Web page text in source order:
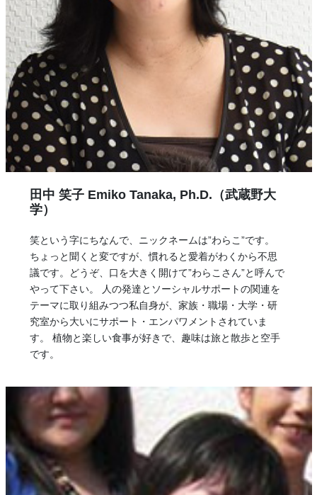
田中 笑子 Emiko Tanaka, Ph.D.（武蔵野大
学）
笑という字にちなんで、ニックネームは”わらこ”です。
ちょっと聞くと変ですが、慣れると愛着がわくから不思
議です。どうぞ、口を大きく開けて”わらこさん”と呼んで
やって下さい。 人の発達とソーシャルサポートの関連を
テーマに取り組みつつ私自身が、家族・職場・大学・研
究室から大いにサポート・エンパワメントされていま
す。 植物と楽しい食事が好きで、趣味は旅と散歩と空手
です。